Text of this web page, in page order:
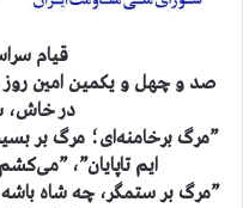
قيام
صد و چهل و یکمین امين روز
در خاش،
”مرگ برخامنه‌ای؛ مرگ بر
ایم تاپايان”،
”مرگ بر ستمگر، چه شاه